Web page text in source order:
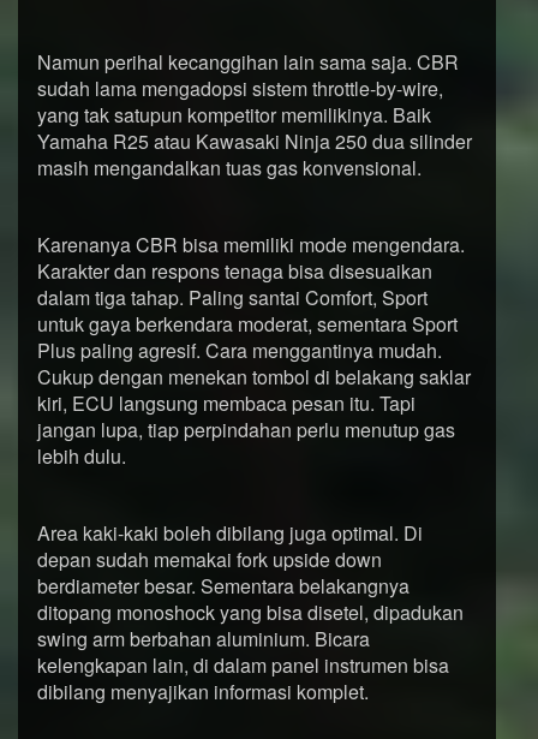
Namun perihal kecanggihan lain sama saja. CBR
sudah lama mengadopsi sistem throttle-by-wire,
yang tak satupun kompetitor memilikinya. Baik
Yamaha R25 atau Kawasaki Ninja 250 dua silinder
masih mengandalkan tuas gas konvensional.
Karenanya CBR bisa memiliki mode mengendara.
Karakter dan respons tenaga bisa disesuaikan
dalam tiga tahap. Paling santai Comfort, Sport
untuk gaya berkendara moderat, sementara Sport
Plus paling agresif. Cara menggantinya mudah.
Cukup dengan menekan tombol di belakang saklar
kiri, ECU langsung membaca pesan itu. Tapi
jangan lupa, tiap perpindahan perlu menutup gas
lebih dulu.
Area kaki-kaki boleh dibilang juga optimal. Di
depan sudah memakai fork upside down
berdiameter besar. Sementara belakangnya
ditopang monoshock yang bisa disetel, dipadukan
swing arm berbahan aluminium. Bicara
kelengkapan lain, di dalam panel instrumen bisa
dibilang menyajikan informasi komplet.